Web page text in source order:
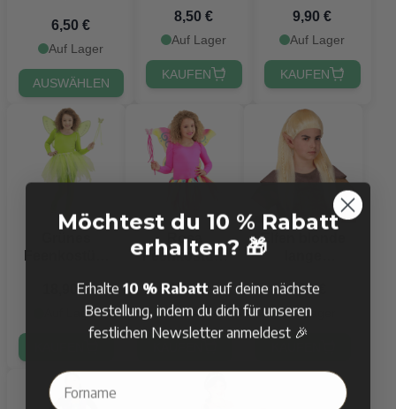
6,50 €
Auf Lager
AUSWÄHLEN
8,50 €
Auf Lager
KAUFEN
9,90 €
Auf Lager
KAUFEN
Teile
18,90 €
Auf Lager
Rosa
Feenkostüm
Teile
18,90 €
Auf Lager
Elfen blonde
Kinder
12,90 €
Auf Lager
Möchtest du 10 % Rabatt
erhalten? 🎁
Erhalte 10 % Rabatt auf deine nächste
Bestellung, indem du dich für unseren
festlichen Newsletter anmeldest 🎉